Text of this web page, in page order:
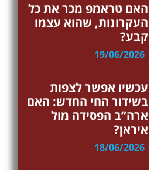
האם טראמפ מכר את כל
העקרונות, שהוא עצמו
קבע?
19/06/2026
עכשיו אפשר לצפות
בשידור החי החדש: האם
ארה”ב הפסידה מול
איראן?
18/06/2026